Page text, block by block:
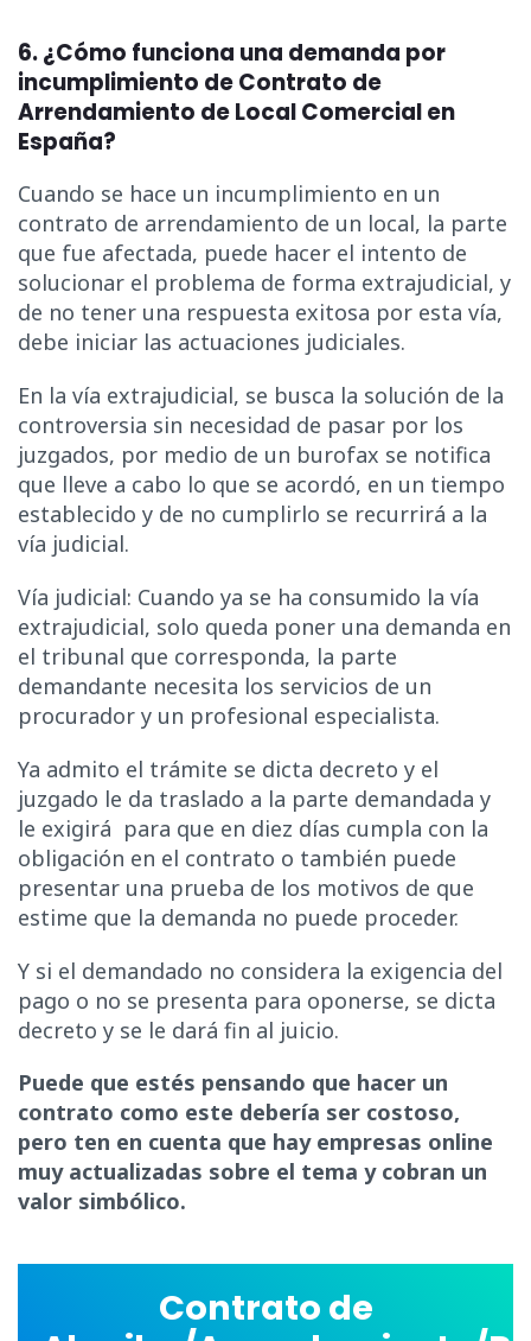
6. ¿Cómo funciona una demanda por
incumplimiento de Contrato de
Arrendamiento de Local Comercial en
España?
Cuando se hace un incumplimiento en un
contrato de arrendamiento de un local, la parte
que fue afectada, puede hacer el intento de
solucionar el problema de forma extrajudicial, y
de no tener una respuesta exitosa por esta vía,
debe iniciar las actuaciones judiciales.
En la vía extrajudicial, se busca la solución de la
controversia sin necesidad de pasar por los
juzgados, por medio de un burofax se notifica
que lleve a cabo lo que se acordó, en un tiempo
establecido y de no cumplirlo se recurrirá a la
vía judicial.
Vía judicial: Cuando ya se ha consumido la vía
extrajudicial, solo queda poner una demanda en
el tribunal que corresponda, la parte
demandante necesita los servicios de un
procurador y un profesional especialista.
Ya admito el trámite se dicta decreto y el
juzgado le da traslado a la parte demandada y
le exigirá para que en diez días cumpla con la
obligación en el contrato o también puede
presentar una prueba de los motivos de que
estime que la demanda no puede proceder.
Y si el demandado no considera la exigencia del
pago o no se presenta para oponerse, se dicta
decreto y se le dará fin al juicio.
Puede que estés pensando que hacer un
contrato como este debería ser costoso,
pero ten en cuenta que hay empresas online
muy actualizadas sobre el tema y cobran un
valor simbólico.
Contrato de